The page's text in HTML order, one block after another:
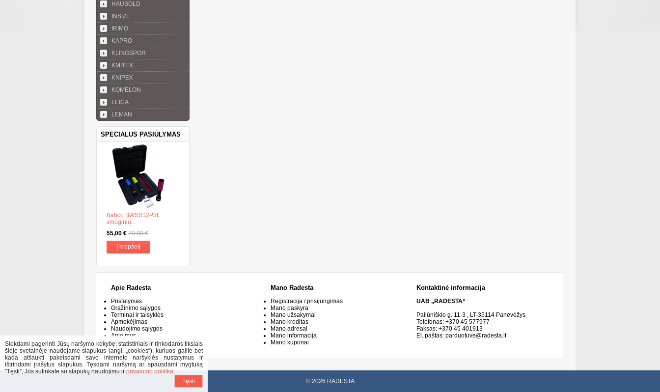
HAUBOLD
INSIZE
IRIMO
KAPRO
KLINGSPOR
KMITEX
KNIPEX
KOMELON
LEICA
LEMAN
SPECIALUS PASIŪLYMAS
Bahco BWSS12P3L
smūginių...
55,00 € 70,00 €
Į krepšelį
Apie Radesta
Pristatymas
Grąžinimo sąlygos
Terminai ir taisyklės
Apmokėjimas
Naudojimo sąlygos
Apie mus
Mūsų parduotuvės
Mano Radesta
Registracija / prisijungimas
Mano paskyra
Mano užsakymai
Mano kreditas
Mano adresai
Mano informacija
Mano kuponai
Kontaktinė informacija
UAB „RADESTA“
Paliūniškio g. 11-3 , LT-35114 Panevėžys
Telefonas: +370 45 577977
Faksas: +370 45 401913
El. paštas: parduotuve@radesta.lt
© 2026 RADESTA
Siekdami pagerinti Jūsų naršymo kokybę, statistiniais ir rinkodaros tikslais
šioje svetainėje naudojame slapukus (angl. „cookies“), kuriuos galite bet
kada atšaukti pakeisdami savo interneto naršyklės nustatymus ir
ištrindami įrašytus slapukus. Tęsdami naršymą ar spausdami mygtuką
"Tęsti", Jūs sutinkate su slapukų naudojimu ir privatumo politika.
Tęsti